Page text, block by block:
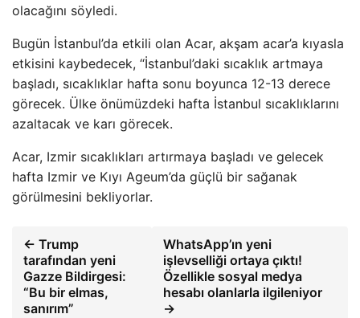
olacağını söyledi.
Bugün İstanbul’da etkili olan Acar, akşam acar’a kıyasla
etkisini kaybedecek, “İstanbul’daki sıcaklık artmaya
başladı, sıcaklıklar hafta sonu boyunca 12-13 derece
görecek. Ülke önümüzdeki hafta İstanbul sıcaklıklarını
azaltacak ve karı görecek.
Acar, Izmir sıcaklıkları artırmaya başladı ve gelecek
hafta Izmir ve Kıyı Ageum’da güçlü bir sağanak
görülmesini bekliyorlar.
← Trump
tarafından yeni
Gazze Bildirgesi:
“Bu bir elmas,
sanırım”
WhatsApp’ın yeni
işlevselliği ortaya çıktı!
Özellikle sosyal medya
hesabı olanlarla ilgileniyor
→